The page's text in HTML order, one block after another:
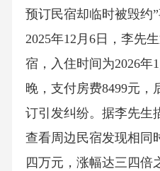
预订民宿却临时被毁约
2025年12月6日，李先
宿，入住时间为2026年
晚，支付房费8499元，
订引发纠纷。据李先生
查看周边民宿发现相同
四万元，涨幅达三四倍